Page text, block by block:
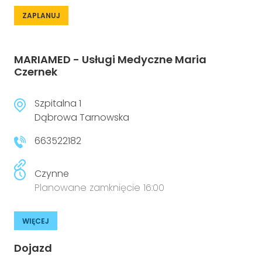
ZAPLANUJ
MARIAMED - Usługi Medyczne Maria
Czernek
Szpitalna 1
Dąbrowa Tarnowska
663522182
Czynne
Planowane zamknięcie 16:00
WIĘCEJ
Dojazd